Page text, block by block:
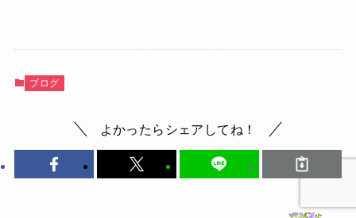
ブログ
よかったらシェアしてね！